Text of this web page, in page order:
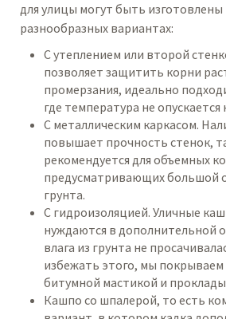
для улицы могут быть изготовлены
разнообразных вариантах:
С утеплением или второй
позволяет защитить корни
промерзания, идеально
где температура не
С металлическим каркасом.
повышает прочность стенок,
рекомендуется для объемных
предусматривающих большой
грунта.
С гидроизоляцией. Уличные
нуждаются в дополнительной
влага из грунта не
избежать этого, мы
битумной мастикой и
Кашпо со шпалерой, то есть